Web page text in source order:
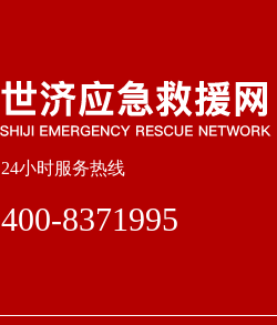
24小时服务热线
400-8371995